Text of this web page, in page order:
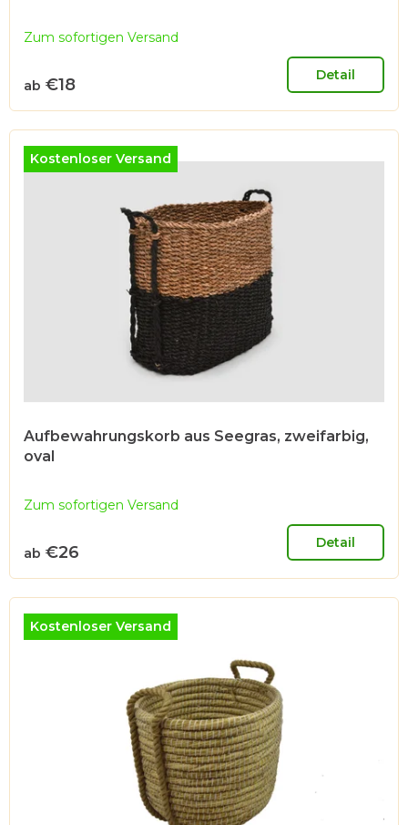
Zum sofortigen Versand
ab €18 Detail
Kostenloser Versand
Aufbewahrungskorb aus Seegras, zweifarbig,
oval
Zum sofortigen Versand
ab €26 Detail
Kostenloser Versand